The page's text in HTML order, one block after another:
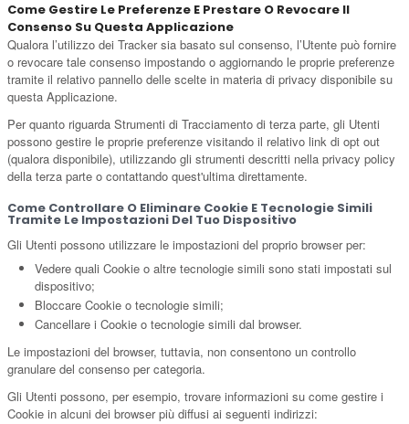
Come Gestire Le Preferenze E Prestare O Revocare Il
Consenso Su Questa Applicazione
Qualora l’utilizzo dei Tracker sia basato sul consenso, l’Utente può fornire
o revocare tale consenso impostando o aggiornando le proprie preferenze
tramite il relativo pannello delle scelte in materia di privacy disponibile su
questa Applicazione.
Per quanto riguarda Strumenti di Tracciamento di terza parte, gli Utenti
possono gestire le proprie preferenze visitando il relativo link di opt out
(qualora disponibile), utilizzando gli strumenti descritti nella privacy policy
della terza parte o contattando quest'ultima direttamente.
Come Controllare O Eliminare Cookie E Tecnologie Simili
Tramite Le Impostazioni Del Tuo Dispositivo
Gli Utenti possono utilizzare le impostazioni del proprio browser per:
Vedere quali Cookie o altre tecnologie simili sono stati impostati sul
dispositivo;
Bloccare Cookie o tecnologie simili;
Cancellare i Cookie o tecnologie simili dal browser.
Le impostazioni del browser, tuttavia, non consentono un controllo
granulare del consenso per categoria.
Gli Utenti possono, per esempio, trovare informazioni su come gestire i
Cookie in alcuni dei browser più diffusi ai seguenti indirizzi: